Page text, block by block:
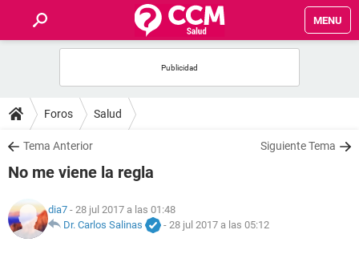
MENU
FOROS
SALUD
NUTRICIÓN
Foros Salud
Tema Anterior Siguiente Tema
No me viene la regla
dia7 - 28 jul 2017 a las 01:48
Dr. Carlos Salinas
- 28 jul 2017 a las 05:12